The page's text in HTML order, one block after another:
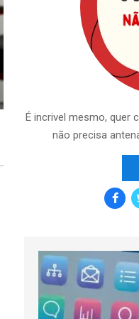
É incrivel mesmo, quer
não precisa